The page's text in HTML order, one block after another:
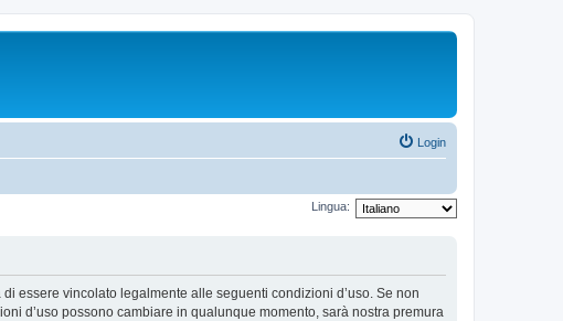
Login
Lingua:
di essere vincolato legalmente alle seguenti condizioni d’uso. Se non
d’uso possono cambiare in qualunque momento, sarà nostra premura